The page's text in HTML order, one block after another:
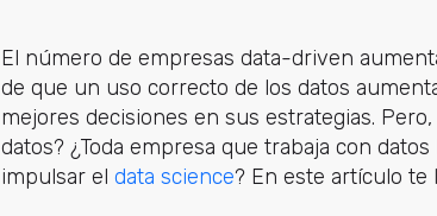
El número de empresas data-driven
de que un uso correcto de los datos
mejores decisiones en sus estrategias.
datos? ¿Toda empresa que trabaja con
impulsar el data science? En este artículo te